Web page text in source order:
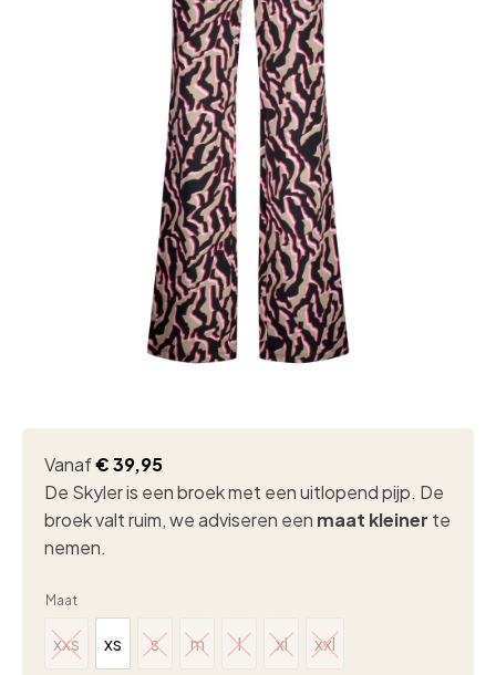
Vanaf€39,95
De Skyler is een broek met een uitlopend pijp. De
broek valt ruim, we adviseren een maat kleiner te
nemen.
Maat
xxs
xxs
xs
xs
s
s
m
m
l
l
xl
xl
xxl
xxl